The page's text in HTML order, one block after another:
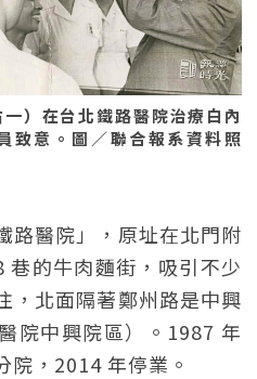
）在台北鐵路醫院治療白內
致意。圖／聯合報系資料照
路醫院」，原址在北門附
的牛肉麵街，吸引不少
，北面隔著鄭州路是中興
院中興院區）。1987 年
院，2014 年停業。